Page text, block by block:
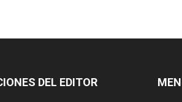
DEL EDITOR